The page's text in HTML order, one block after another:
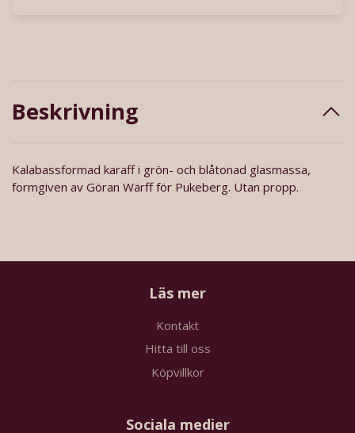
Beskrivning
Kalabassformad karaff i grön- och blåtonad glasmassa,
formgiven av Göran Wärff för Pukeberg. Utan propp.
Läs mer
Kontakt
Hitta till oss
Köpvillkor
Sociala medier